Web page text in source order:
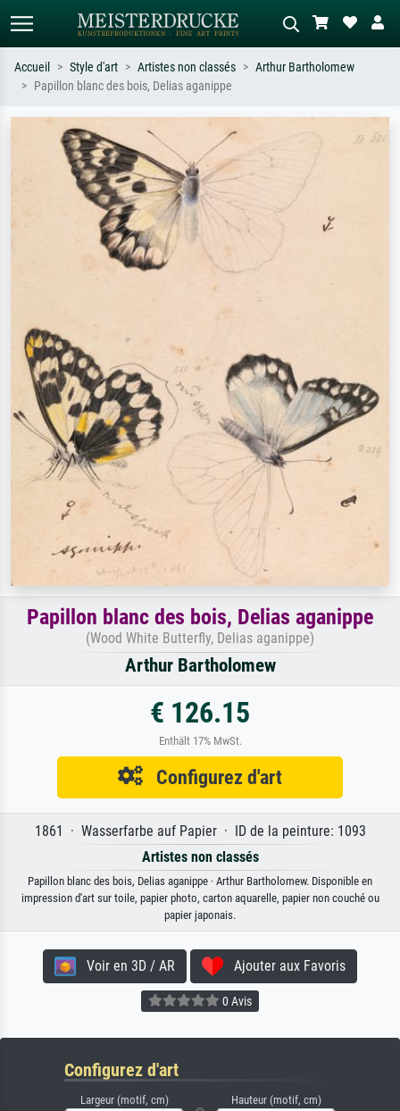
Recherchez par artiste, titre ou style –
ex. Monet, Nuit étoilée,
impressionnisme, vague de Hokusai,
nu.
Décrivez la scène – ex. prairie verte,
abstrait avec beaucoup de rouge,
tableau sombre, nu debout près d'un
arbre.
Accueil Style d'art Artistes non classés
Arthur Bartholomew
Papillon blanc des bois, Delias aganippe
Papillon blanc des bois, Delias aganippe
(Wood White Butterfly, Delias aganippe)
Arthur Bartholomew
€ 126.15
Enthält 17% MwSt.
Configurez d'art
1861 · Wasserfarbe auf Papier · ID de la peinture: 1093
Artistes non classés
Papillon blanc des bois, Delias aganippe · Arthur Bartholomew. Disponible en
impression d'art sur toile, papier photo, carton aquarelle, papier non couché ou
papier japonais.
Voir en 3D / AR Ajouter aux Favoris
0 Avis
Configurez d'art
Largeur (motif, cm) Hauteur (motif, cm)